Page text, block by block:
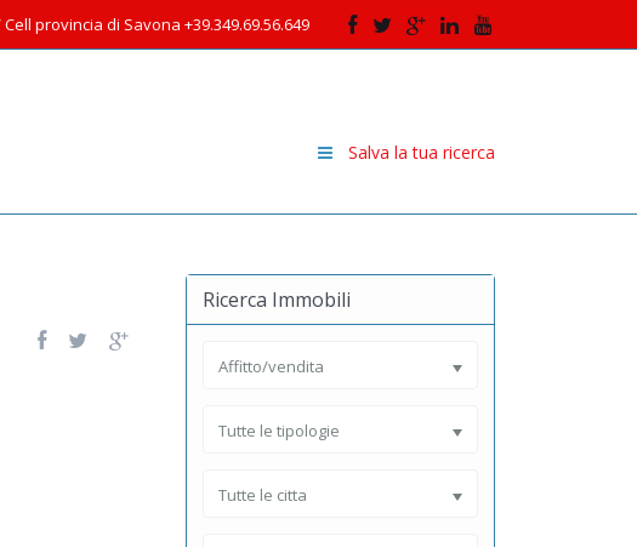
provincia di Savona +39.349.69.56.649
Salva la tua ricerca
Ricerca Immobili
Affitto/vendita
Tutte le tipologie
Tutte le citta